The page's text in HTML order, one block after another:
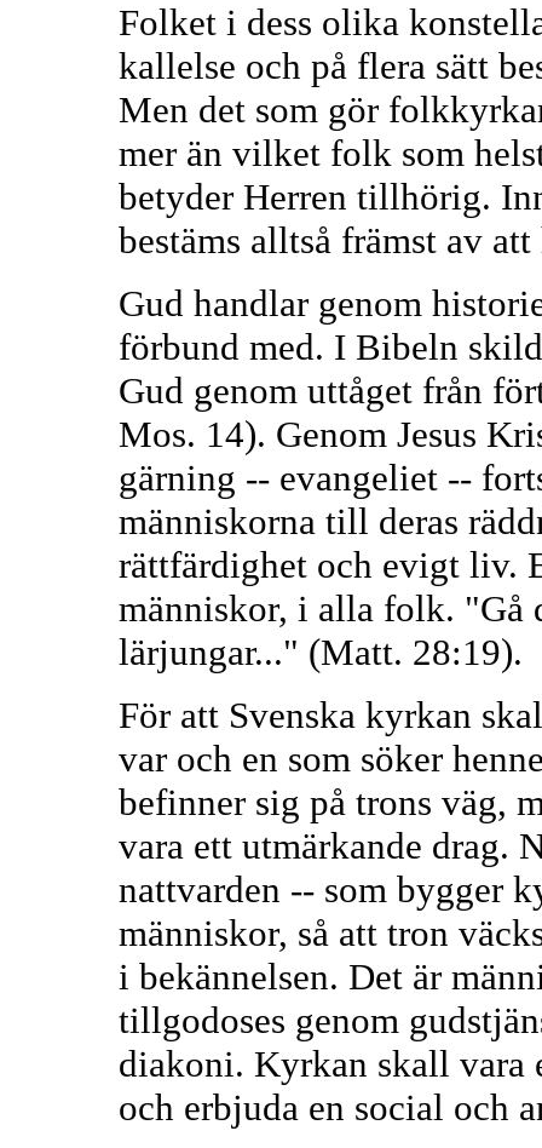
Folket i dess olika
kallelse och på flera sätt
Men det som gör
mer än vilket folk som
betyder Herren tillhörig.
bestäms alltså främst av
Gud handlar genom
förbund med. I Bibeln
Gud genom uttåget från
Mos. 14). Genom Jesus
gärning -- evangeliet --
människorna till deras
rättfärdighet och evigt liv.
människor, i alla folk.
lärjungar..." (Matt. 28:19).
För att Svenska kyrkan
var och en som söker
befinner sig på trons väg,
vara ett utmärkande drag.
nattvarden -- som bygger
människor, så att tron
i bekännelsen. Det är
tillgodoses genom
diakoni. Kyrkan skall vara
och erbjuda en social och